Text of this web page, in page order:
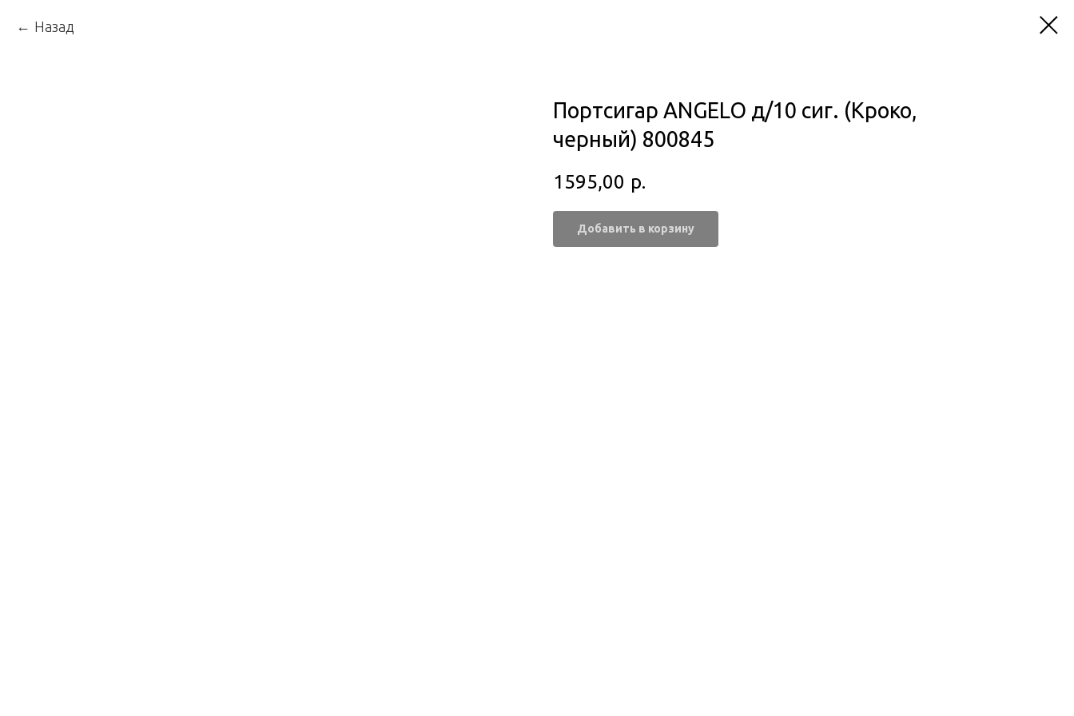
Назад
Портсигар ANGELO д/10 сиг. (Кроко,
черный) 800845
1595,00 р.
Добавить в корзину